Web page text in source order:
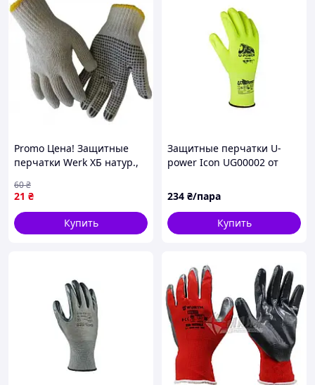
Promo Цена! Защитные
перчатки Werk ХБ натур.,
только на ZaGrosh.com.ua
21 ₴
60₴
Купить
Защитные перчатки U-
power Icon UG00002 от
рисков, высокий уровень
тактильности
234 ₴/пара
Купить